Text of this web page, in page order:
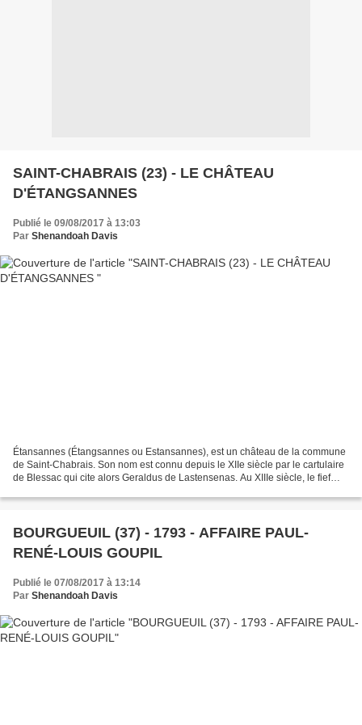
SAINT-CHABRAIS (23) - LE CHÂTEAU
D'ÉTANGSANNES
Publié le 09/08/2017 à 13:03
Par Shenandoah Davis
Étansannes (Étangsannes ou Estansannes), est un château de la commune
de Saint-Chabrais. Son nom est connu depuis le XIIe siècle par le cartulaire
de Blessac qui cite alors Geraldus de Lastensenas. Au XIIIe siècle, le fief
BOURGUEUIL (37) - 1793 - AFFAIRE PAUL-
RENÉ-LOUIS GOUPIL
Publié le 07/08/2017 à 13:14
Par Shenandoah Davis